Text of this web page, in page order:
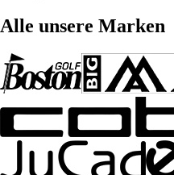
Alle unsere Marken